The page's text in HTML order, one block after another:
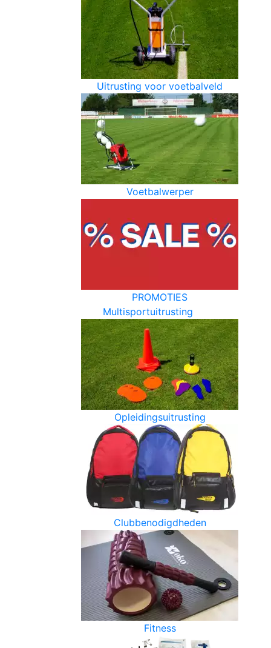
Uitrusting voor voetbalveld
Voetbalwerper
PROMOTIES
Multisportuitrusting
Opleidingsuitrusting
Clubbenodigdheden
Fitness